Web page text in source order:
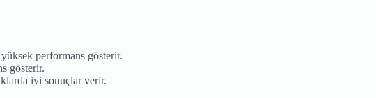
performans gösterir.
gösterir.
iyi sonuçlar verir.